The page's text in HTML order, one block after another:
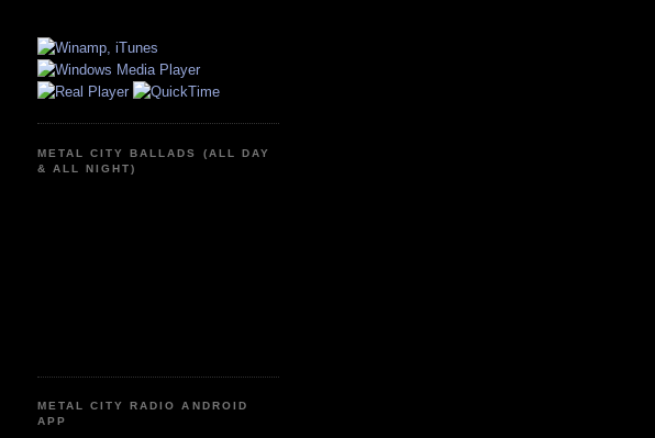
METAL CITY BALLADS (ALL DAY
& ALL NIGHT)
METAL CITY RADIO ANDROID
APP